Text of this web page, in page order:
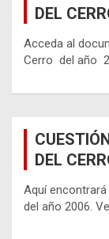
DEL
Acceda al
Cerro del año
DEL
Aquí
del año 2006.